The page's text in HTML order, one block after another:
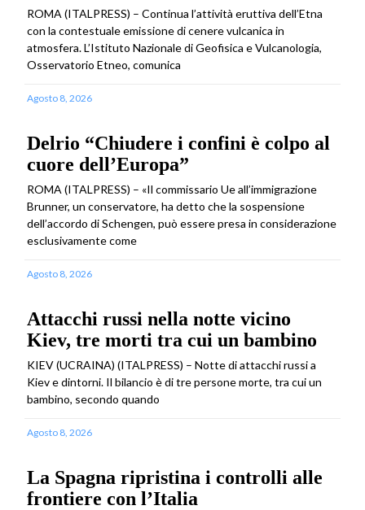
ROMA (ITALPRESS) – Continua l’attività eruttiva dell’Etna
con la contestuale emissione di cenere vulcanica in
atmosfera. L’Istituto Nazionale di Geofisica e Vulcanologia,
Osservatorio Etneo, comunica
Agosto 8, 2026
Delrio “Chiudere i confini è colpo al
cuore dell’Europa”
ROMA (ITALPRESS) – «Il commissario Ue all’immigrazione
Brunner, un conservatore, ha detto che la sospensione
dell’accordo di Schengen, può essere presa in considerazione
esclusivamente come
Agosto 8, 2026
Attacchi russi nella notte vicino
Kiev, tre morti tra cui un bambino
KIEV (UCRAINA) (ITALPRESS) – Notte di attacchi russi a
Kiev e dintorni. Il bilancio è di tre persone morte, tra cui un
bambino, secondo quando
Agosto 8, 2026
La Spagna ripristina i controlli alle
frontiere con l’Italia